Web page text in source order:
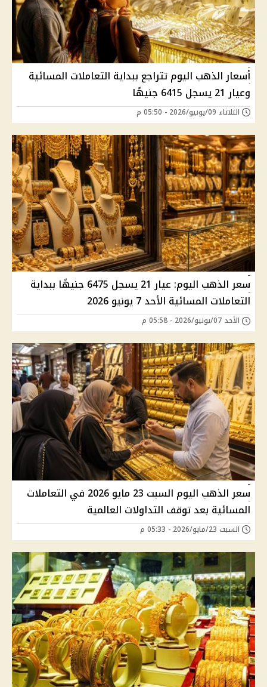
أسعار الذهب اليوم تتراجع ببداية التعاملات المسائية
وعيار 21 يسجل 6415 جنيهًا
الثلاثاء 09/يونيو/2026 - 05:50 م
سعر الذهب اليوم: عيار 21 يسجل 6475 جنيهًا ببداية
التعاملات المسائية الأحد 7 يونيو 2026
الأحد 07/يونيو/2026 - 05:58 م
سعر الذهب اليوم السبت 23 مايو 2026 في التعاملات
المسائية بعد توقف التداولات العالمية
السبت 23/مايو/2026 - 05:33 م